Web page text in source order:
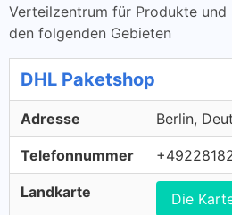
Verteilzentrum für Produkte und
den folgenden Gebieten
DHL Paketshop
Adresse Berlin,
Telefonnummer
Landkarte Die